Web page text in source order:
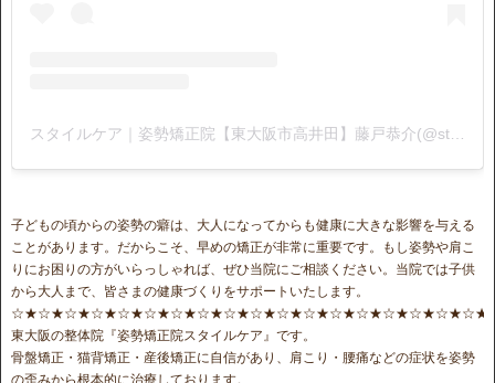
スタイルケア｜姿勢矯正院【東大阪市高井田】藤戸恭介(@stylecare0813)がシェアした投稿
子どもの頃からの姿勢の癖は、大人になってからも健康に大きな影響を与える
ことがあります。だからこそ、早めの矯正が非常に重要です。もし姿勢や肩こ
りにお困りの方がいらっしゃれば、ぜひ当院にご相談ください。当院では子供
から大人まで、皆さまの健康づくりをサポートいたします。
東大阪の整体院『姿勢矯正院スタイルケア』です。
骨盤矯正・猫背矯正・産後矯正に自信があり、肩こり・腰痛などの症状を姿勢